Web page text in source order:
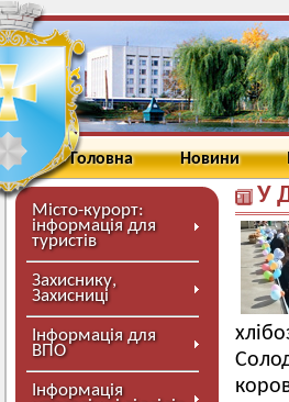
Головна Новини
Місто-курорт:
інформація для
туристів
Захиснику,
Захисниці
Інформація для
ВПО
Інформація
У